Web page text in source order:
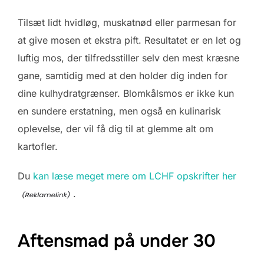
Tilsæt lidt hvidløg, muskatnød eller parmesan for
at give mosen et ekstra pift. Resultatet er en let og
luftig mos, der tilfredsstiller selv den mest kræsne
gane, samtidig med at den holder dig inden for
dine kulhydratgrænser. Blomkålsmos er ikke kun
en sundere erstatning, men også en kulinarisk
oplevelse, der vil få dig til at glemme alt om
kartofler.
Du kan læse meget mere om LCHF opskrifter her
.
Aftensmad på under 30